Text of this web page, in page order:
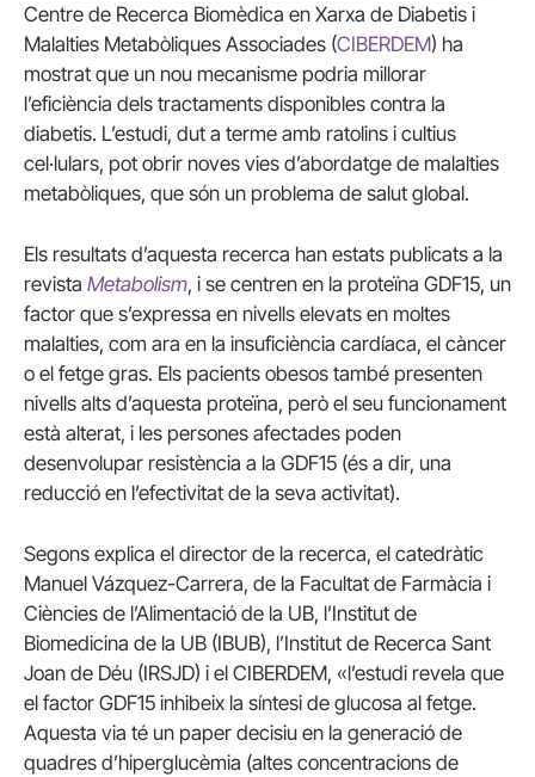
Centre de Recerca Biomèdica en Xarxa de Diabetis i
Malalties Metabòliques Associades (CIBERDEM) ha
mostrat que un nou mecanisme podria millorar
l’eficiència dels tractaments disponibles contra la
diabetis. L’estudi, dut a terme amb ratolins i cultius
cel·lulars, pot obrir noves vies d’abordatge de malalties
metabòliques, que són un problema de salut global.
Els resultats d’aquesta recerca han estats publicats a la
revista Metabolism, i se centren en la proteïna GDF15, un
factor que s’expressa en nivells elevats en moltes
malalties, com ara en la insuficiència cardíaca, el càncer
o el fetge gras. Els pacients obesos també presenten
nivells alts d’aquesta proteïna, però el seu funcionament
està alterat, i les persones afectades poden
desenvolupar resistència a la GDF15 (és a dir, una
reducció en l’efectivitat de la seva activitat).
Segons explica el director de la recerca, el catedràtic
Manuel Vázquez-Carrera, de la Facultat de Farmàcia i
Ciències de l’Alimentació de la UB, l’Institut de
Biomedicina de la UB (IBUB), l’Institut de Recerca Sant
Joan de Déu (IRSJD) i el CIBERDEM, «l’estudi revela que
el factor GDF15 inhibeix la síntesi de glucosa al fetge.
Aquesta via té un paper decisiu en la generació de
quadres d’hiperglucèmia (altes concentracions de